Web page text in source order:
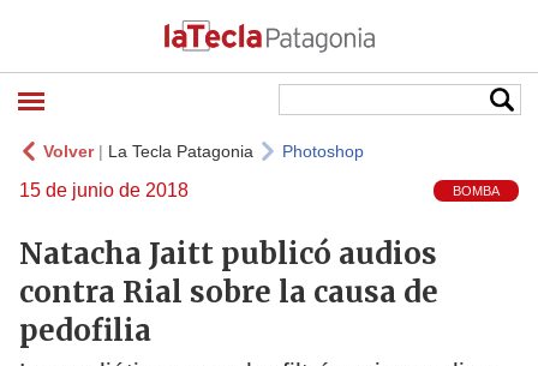
Volver| La Tecla Patagonia Photoshop
15 de junio de 2018 BOMBA
Natacha Jaitt publicó audios
contra Rial sobre la causa de
pedofilia